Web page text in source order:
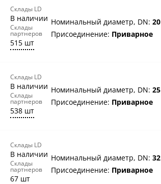
Склады LD
В наличии
Склады
партнеров
515 шт
Номинальный диаметр, DN: 20
Присоединение: Приварное
Склады LD
В наличии
Склады
партнеров
538 шт
Номинальный диаметр, DN: 25
Присоединение: Приварное
Склады LD
В наличии
Склады
партнеров
67 шт
Номинальный диаметр, DN: 32
Присоединение: Приварное